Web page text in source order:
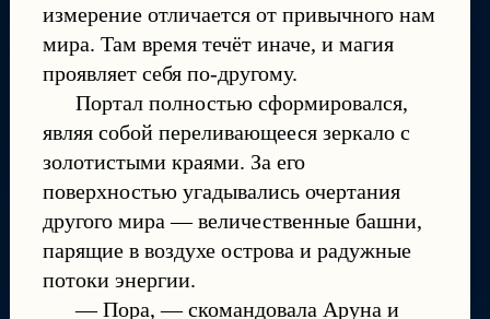
измерение отличается от привычного нам
мира. Там время течёт иначе, и магия
проявляет себя по-другому.
Портал полностью сформировался,
являя собой переливающееся зеркало с
золотистыми краями. За его
поверхностью угадывались очертания
другого мира — величественные башни,
парящие в воздухе острова и радужные
потоки энергии.
— Пора, — скомандовала Аруна и